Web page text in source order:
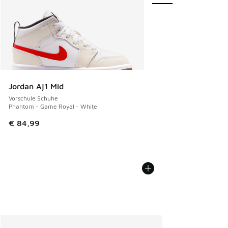
Jordan Aj1 Mid
Vorschule Schuhe
Phantom - Game Royal - White
€ 84,99